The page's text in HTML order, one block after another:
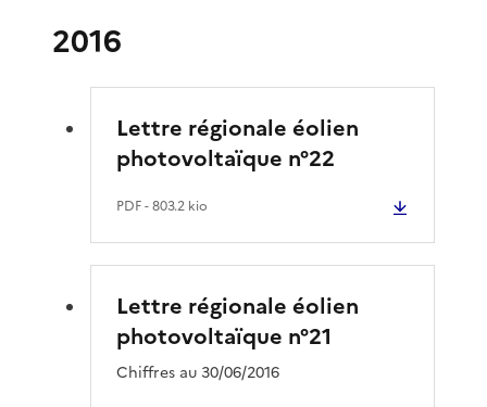
2016
Lettre régionale éolien
photovoltaïque n°22
PDF- 803.2 kio
Lettre régionale éolien
photovoltaïque n°21
Chiffres au 30/06/2016